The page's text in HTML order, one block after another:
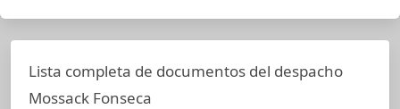
Lista completa de documentos del despacho
Mossack Fonseca